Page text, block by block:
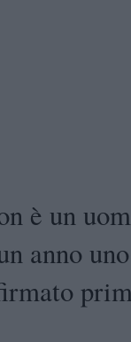
è un
anno